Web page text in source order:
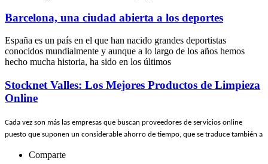
Barcelona, una ciudad abierta a los deportes
España es un país en el que han nacido grandes deportistas
conocidos mundialmente y aunque a lo largo de los años hemos
hecho mucha historia, ha sido en los últimos
Stocknet Valles: Los Mejores Productos de Limpieza
Online
Cada vez son más las empresas que buscan proveedores de servicios online
puesto que suponen un considerable ahorro de tiempo, que se traduce también a
Comparte